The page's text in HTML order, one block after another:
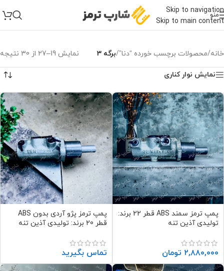
Skip to navigation
Skip to main content
منو
خانه/محصولات برچسب خورده “دنا”/برگه 3 نمایش 19–27 از 30 نتیجه
نمایش نوار کناری
پمپ ترمز سمند ABS قطر 22 برند:
تولیدی آذین تنه
۲,۸۸۰,۰۰۰ تومان
پمپ ترمز پژو آردی بدون ABS
قطر 20 برند: تولیدی آذین تنه
تماس بگیرید